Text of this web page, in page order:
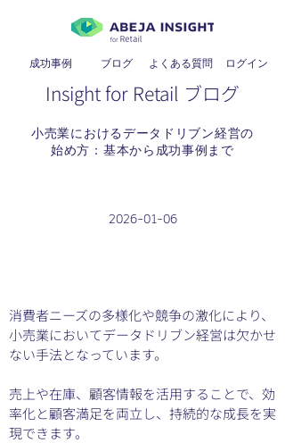
成功事例 ブログ よくある質問 ​ログイン
Insight for Retail ブログ
小売業におけるデータドリブン経営の
始め方：基本から成功事例まで
2026-01-06
消費者ニーズの多様化や競争の激化により、
小売業においてデータドリブン経営は欠かせ
ない手法となっています。
売上や在庫、顧客情報を活用することで、効
率化と顧客満足を両立し、持続的な成長を実
現できます。